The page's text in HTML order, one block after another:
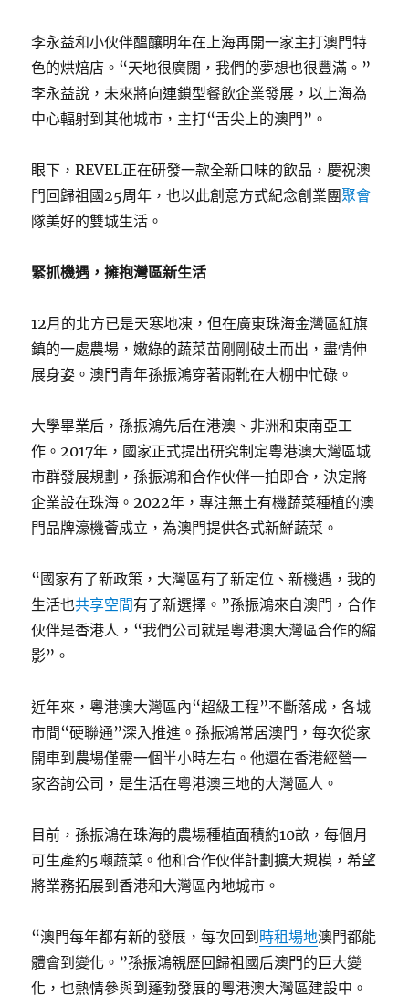
李永益和小伙伴醞釀明年在上海再開一家主打澳門特
色的烘焙店。“天地很廣闊，我們的夢想也很豐滿。”
李永益說，未來將向連鎖型餐飲企業發展，以上海為
中心輻射到其他城市，主打“舌尖上的澳門”。
眼下，REVEL正在研發一款全新口味的飲品，慶祝澳
門回歸祖國25周年，也以此創意方式紀念創業團聚會
隊美好的雙城生活。
緊抓機遇，擁抱灣區新生活
12月的北方已是天寒地凍，但在廣東珠海金灣區紅旗
鎮的一處農場，嫩綠的蔬菜苗剛剛破土而出，盡情伸
展身姿。澳門青年孫振鴻穿著雨靴在大棚中忙碌。
大學畢業后，孫振鴻先后在港澳、非洲和東南亞工
作。2017年，國家正式提出研究制定粵港澳大灣區城
市群發展規劃，孫振鴻和合作伙伴一拍即合，決定將
企業設在珠海。2022年，專注無土有機蔬菜種植的澳
門品牌濠機薈成立，為澳門提供各式新鮮蔬菜。
“國家有了新政策，大灣區有了新定位、新機遇，我的
生活也共享空間有了新選擇。”孫振鴻來自澳門，合作
伙伴是香港人，“我們公司就是粵港澳大灣區合作的縮
影”。
近年來，粵港澳大灣區內“超級工程”不斷落成，各城
市間“硬聯通”深入推進。孫振鴻常居澳門，每次從家
開車到農場僅需一個半小時左右。他還在香港經營一
家咨詢公司，是生活在粵港澳三地的大灣區人。
目前，孫振鴻在珠海的農場種植面積約10畝，每個月
可生產約5噸蔬菜。他和合作伙伴計劃擴大規模，希望
將業務拓展到香港和大灣區內地城市。
“澳門每年都有新的發展，每次回到 時租場地澳門都能
體會到變化。”孫振鴻親歷回歸祖國后澳門的巨大變
化，也熱情參與到蓬勃發展的粵港澳大灣區建設中。